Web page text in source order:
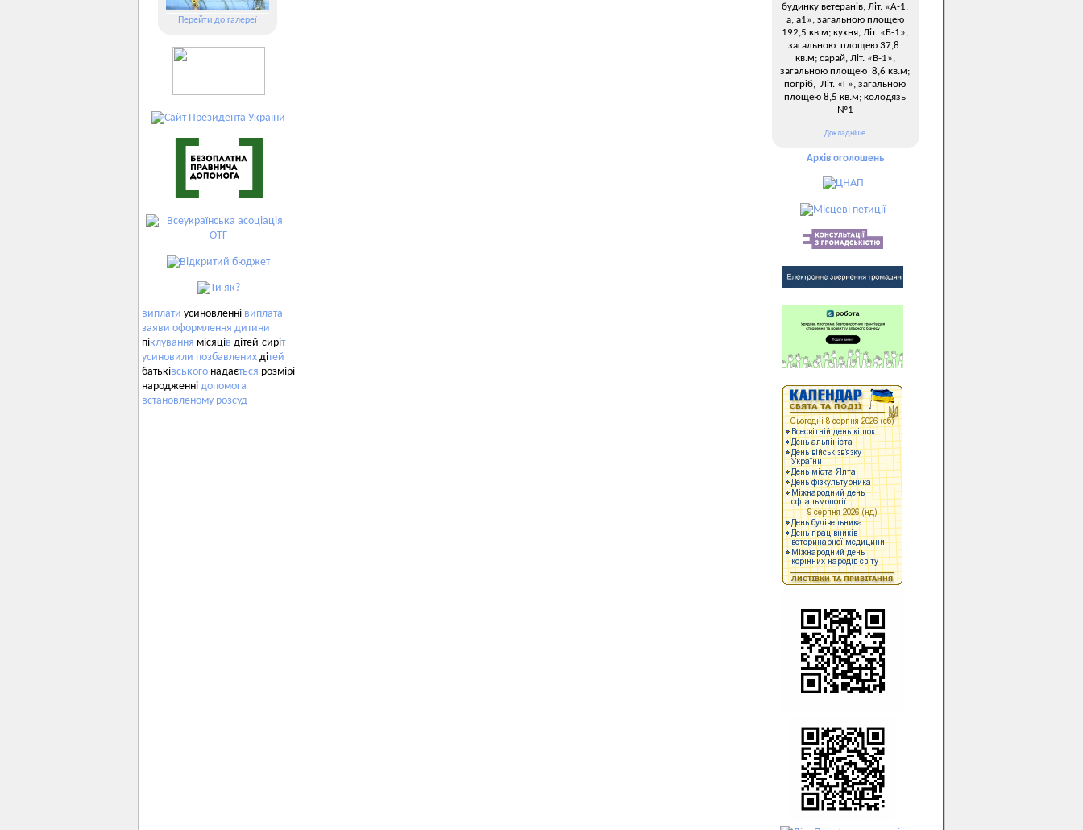
Перейти до галереї
виплати усиновленні виплата
заяви оформлення дитини
піклування місяців дітей-сиріт
усиновили позбавлених дітей
батьківського надається розмірі
народженні допомога
встановленому розсуд
будинку ветеранів, Літ. «А-1,
а, а1», загальною площею
192,5 кв.м; кухня, Літ. «Б-1»,
загальною площею 37,8
кв.м; сарай, Літ. «В-1»,
загальною площею 8,6 кв.м;
погріб, Літ. «Г», загальною
площею 8,5 кв.м; колодязь
№1
Докладніше
Архів оголошень